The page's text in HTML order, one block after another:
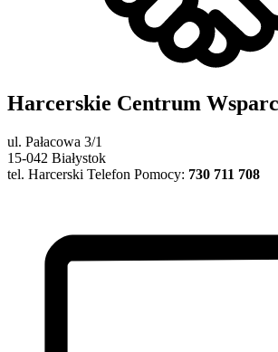
Harcerskie Centrum
ul. Pałacowa 3/1
15-042 Białystok
tel. Harcerski Telefon Pomocy: 730 711 708